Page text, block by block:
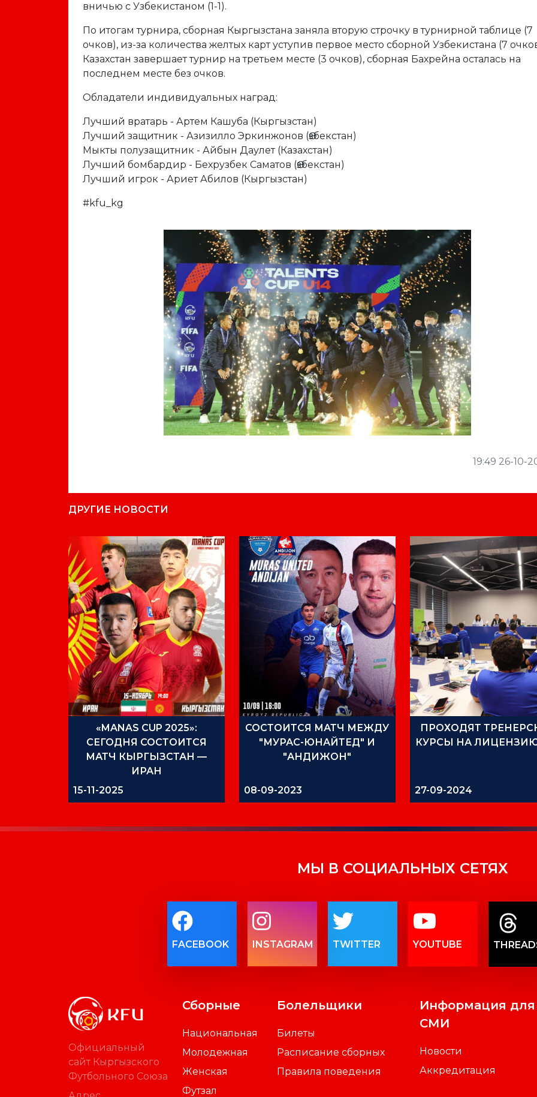
вничью с Узбекистаном (1-1).
По итогам турнира, сборная Кыргызстана заняла вторую строчку в турнирной таблице (7
очков), из-за количества желтых карт уступив первое место сборной Узбекистана (7
Казахстан завершает турнир на третьем месте (3 очков), сборная Бахрейна осталась на
последнем месте без очков.
Обладатели индивидуальных наград:
Лучший вратарь - Артем Кашуба (Кыргызстан)
Лучший защитник - Азизилло Эркинжонов (Өзбекстан)
Мыкты полузащитник - Айбын Даулет (Казахстан)
Лучший бомбардир - Бехрузбек Саматов (Өзбекстан)
Лучший игрок - Ариет Абилов (Кыргызстан)
#kfu_kg
Previous Next
19:49 26-10-
ДРУГИЕ НОВОСТИ
«MANAS CUP 2025»:
СЕГОДНЯ СОСТОИТСЯ
МАТЧ КЫРГЫЗСТАН —
ИРАН
15-11-2025
СОСТОИТСЯ МАТЧ МЕЖДУ
"МУРАС-ЮНАЙТЕД" И
"АНДИЖОН"
08-09-2023
ПРОХОДЯТ
КУРСЫ НА
27-09-2024
МЫ В СОЦИАЛЬНЫХ СЕТЯХ
FACEBOOK INSTAGRAM TWITTER YOUTUBE
Официальный
сайт Кыргызского
Футбольного Союза
Сборные
Национальная
Молодежная
Женская
Футзал
Болельщики
Билеты
Расписание сборных
Правила поведения
Информация для
СМИ
Новости
Аккредитация